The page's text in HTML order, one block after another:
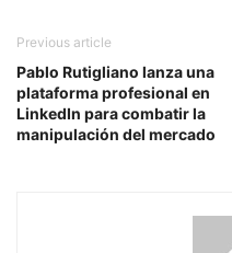
Previous article
Pablo Rutigliano lanza una
plataforma profesional en
LinkedIn para combatir la
manipulación del mercado